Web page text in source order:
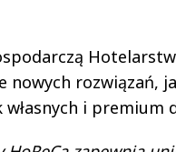
nowych rozwiązań,
i premium